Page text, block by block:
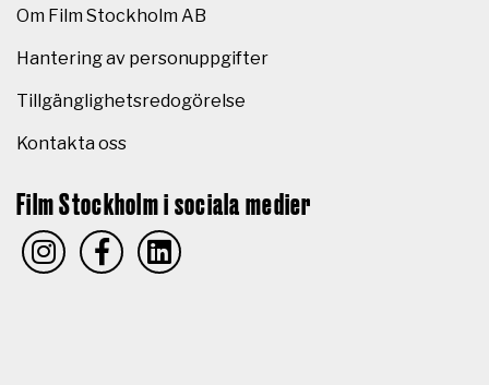
Om Film Stockholm AB
Hantering av personuppgifter
Tillgänglighetsredogörelse
Kontakta oss
Film Stockholm i sociala medier